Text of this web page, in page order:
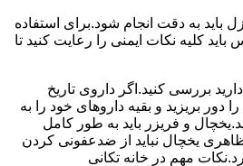
به دقت انجام شود.برای استفاده
کلیه نکات ایمنی را رعایت کنید تا
بررسی کنید.اگر داروی تاریخ
بریزید و بقیه داروهای خود را به
و فریزر باید به طور کامل
یخچال نباید از ضدعفونی کردن
مهم در خانه تکانی